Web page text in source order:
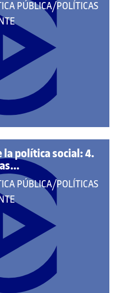
PÚBLICA/POLÍTICAS
la política social: 4.
PÚBLICA/POLÍTICAS